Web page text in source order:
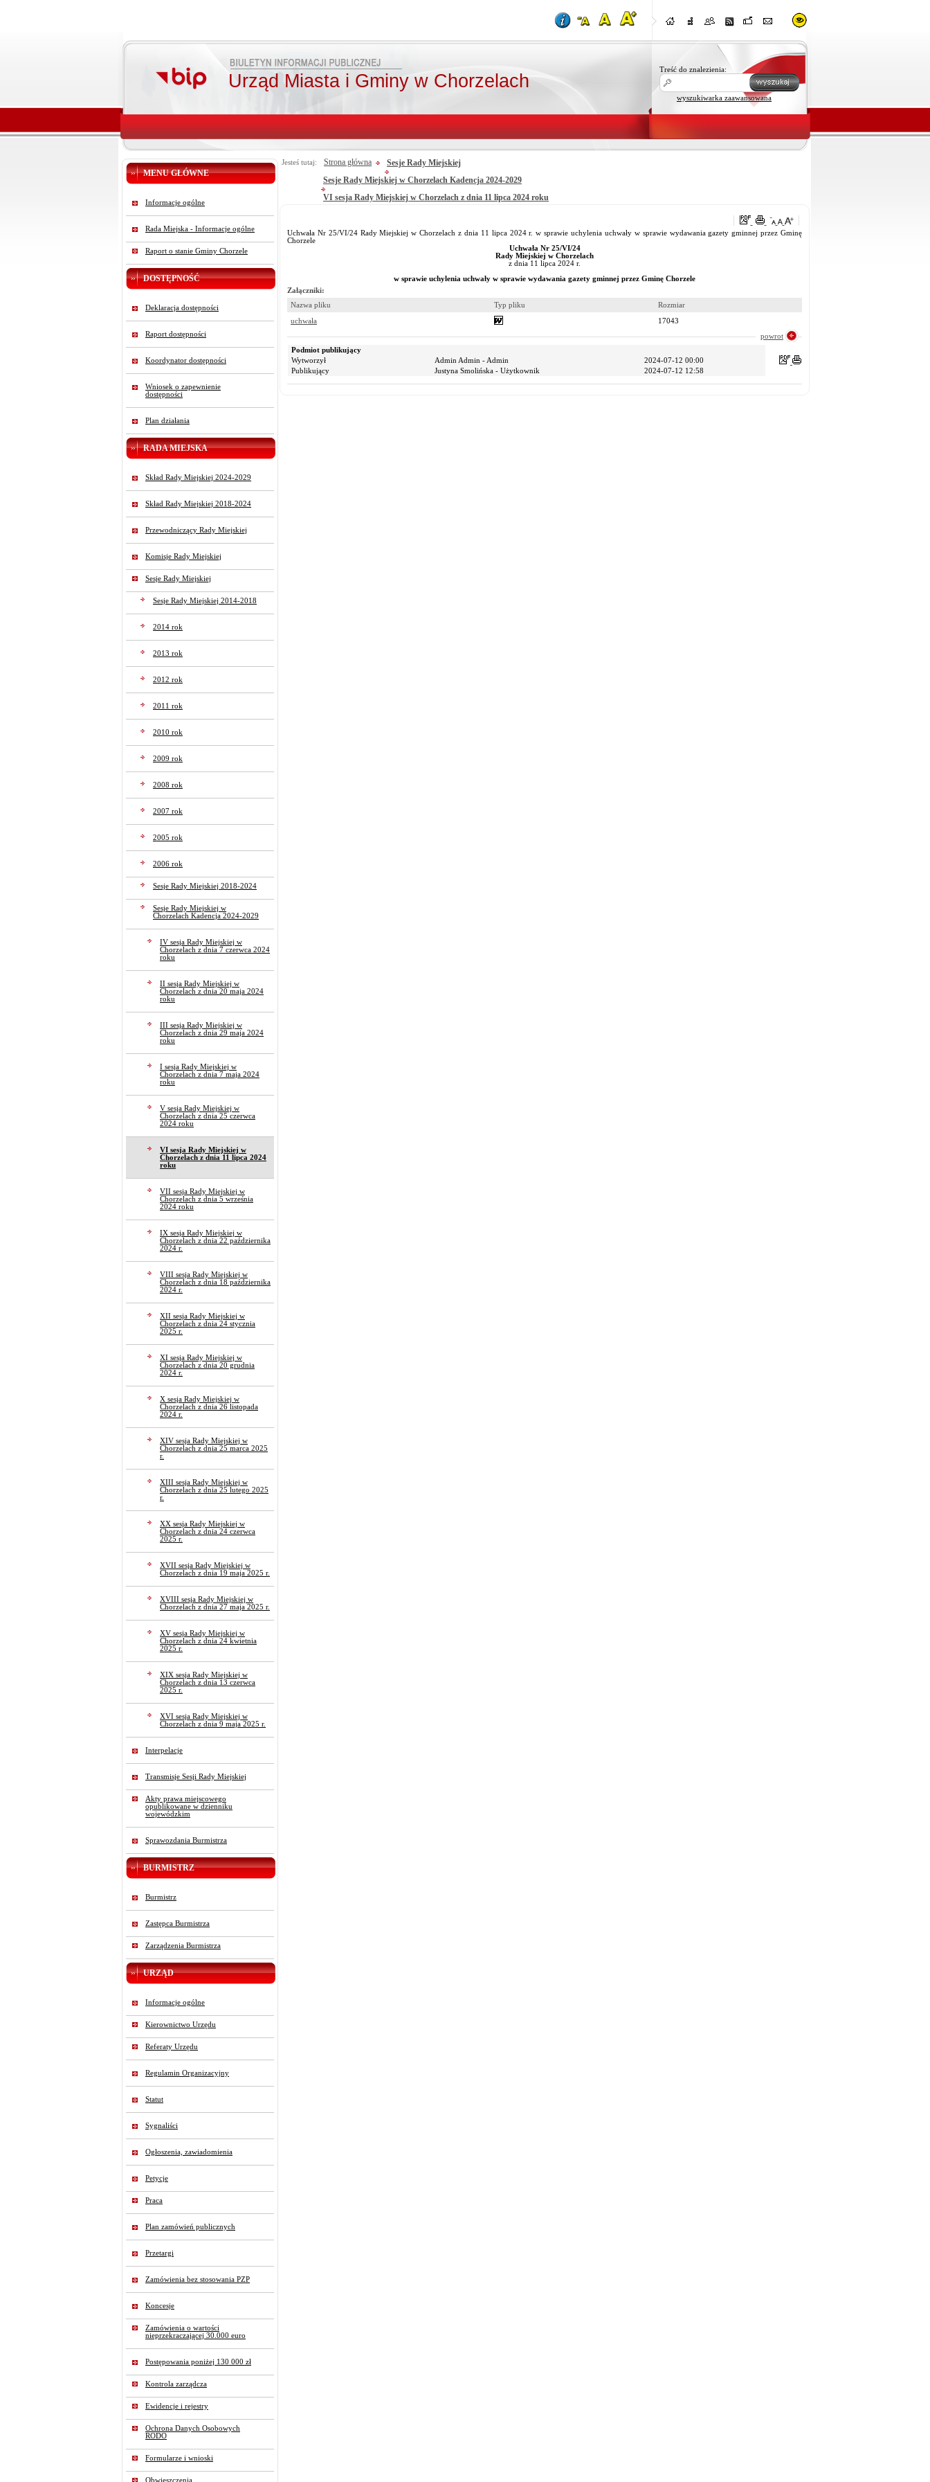
Urząd Miasta i Gminy w Chorzelach
Treść do znalezienia:
wyszukiwarka zaawansowana
MENU GŁÓWNE
Informacje ogólne
Rada Miejska - Informacje ogólne
Raport o stanie Gminy Chorzele
DOSTĘPNOŚĆ
Deklaracja dostępności
Raport dostępności
Koordynator dostępności
Wniosek o zapewnienie
dostępności
Plan działania
RADA MIEJSKA
Skład Rady Miejskiej 2024-2029
Skład Rady Miejskiej 2018-2024
Przewodniczący Rady Miejskiej
Komisje Rady Miejskiej
Sesje Rady Miejskiej
Sesje Rady Miejskiej 2014-2018
2014 rok
2013 rok
2012 rok
2011 rok
2010 rok
2009 rok
2008 rok
2007 rok
2005 rok
2006 rok
Sesje Rady Miejskiej 2018-2024
Sesje Rady Miejskiej w
Chorzelach Kadencja 2024-2029
IV sesja Rady Miejskiej w
Chorzelach z dnia 7 czerwca 2024
roku
II sesja Rady Miejskiej w
Chorzelach z dnia 20 maja 2024
roku
III sesja Rady Miejskiej w
Chorzelach z dnia 29 maja 2024
roku
I sesja Rady Miejskiej w
Chorzelach z dnia 7 maja 2024
roku
V sesja Rady Miejskiej w
Chorzelach z dnia 25 czerwca
2024 roku
VI sesja Rady Miejskiej w
Chorzelach z dnia 11 lipca 2024
roku
VII sesja Rady Miejskiej w
Chorzelach z dnia 5 września
2024 roku
IX sesja Rady Miejskiej w
Chorzelach z dnia 22 października
2024 r.
VIII sesja Rady Miejskiej w
Chorzelach z dnia 18 października
2024 r.
XII sesja Rady Miejskiej w
Chorzelach z dnia 24 stycznia
2025 r.
XI sesja Rady Miejskiej w
Chorzelach z dnia 20 grudnia
2024 r.
X sesja Rady Miejskiej w
Chorzelach z dnia 26 listopada
2024 r.
XIV sesja Rady Miejskiej w
Chorzelach z dnia 25 marca 2025
r.
XIII sesja Rady Miejskiej w
Chorzelach z dnia 25 lutego 2025
r.
XX sesja Rady Miejskiej w
Chorzelach z dnia 24 czerwca
2025 r.
XVII sesja Rady Miejskiej w
Chorzelach z dnia 19 maja 2025 r.
XVIII sesja Rady Miejskiej w
Chorzelach z dnia 27 maja 2025 r.
XV sesja Rady Miejskiej w
Chorzelach z dnia 24 kwietnia
2025 r.
XIX sesja Rady Miejskiej w
Chorzelach z dnia 13 czerwca
2025 r.
XVI sesja Rady Miejskiej w
Chorzelach z dnia 9 maja 2025 r.
Interpelacje
Transmisje Sesji Rady Miejskiej
Akty prawa miejscowego
opublikowane w dzienniku
wojewódzkim
Sprawozdania Burmistrza
BURMISTRZ
Burmistrz
Zastępca Burmistrza
Zarządzenia Burmistrza
URZĄD
Informacje ogólne
Kierownictwo Urzędu
Referaty Urzędu
Regulamin Organizacyjny
Statut
Sygnaliści
Ogłoszenia, zawiadomienia
Petycje
Praca
Plan zamówień publicznych
Przetargi
Zamówienia bez stosowania PZP
Koncesje
Zamówienia o wartości
nieprzekraczającej 30.000 euro
Postępowania poniżej 130 000 zł
Kontrola zarządcza
Ewidencje i rejestry
Ochrona Danych Osobowych
RODO
Formularze i wnioski
Obwieszczenia
Jesteś tutaj: Strona główna
Sesje Rady Miejskiej
Sesje Rady Miejskiej w Chorzelach Kadencja 2024-2029
VI sesja Rady Miejskiej w Chorzelach z dnia 11 lipca 2024 roku
Uchwała Nr 25/VI/24 Rady Miejskiej w Chorzelach z dnia 11 lipca 2024 r. w sprawie uchylenia uchwały w sprawie wydawania gazety gminnej przez Gminę
Chorzele
Uchwała Nr 25/VI/24
Rady Miejskiej w Chorzelach
z dnia 11 lipca 2024 r.
w sprawie uchylenia uchwały w sprawie wydawania gazety gminnej przez Gminę Chorzele
Załączniki:
Nazwa pliku Typ pliku Rozmiar
uchwała 17043
powrot
Podmiot publikujący
Wytworzył
Admin Admin - Admin
2024-07-12 00:00
Publikujący
Justyna Smolińska - Użytkownik 2024-07-12 12:58